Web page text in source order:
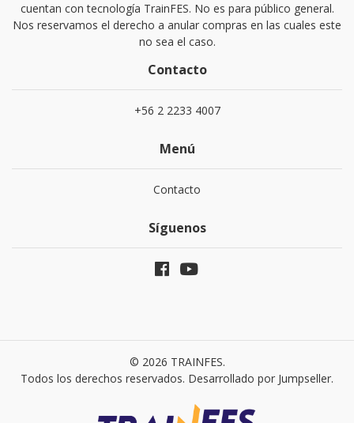
cuentan con tecnología TrainFES. No es para público general.
Nos reservamos el derecho a anular compras en las cuales este
no sea el caso.
Contacto
+56 2 2233 4007
Menú
Contacto
Síguenos
© 2026 TRAINFES.
Todos los derechos reservados. Desarrollado por Jumpseller.